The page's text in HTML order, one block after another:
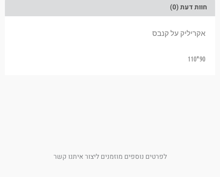
חוות דעת (0)
אקריליק על קנבס
90*110
לפרטים נוספים מוזמנים ליצור איתנו קשר